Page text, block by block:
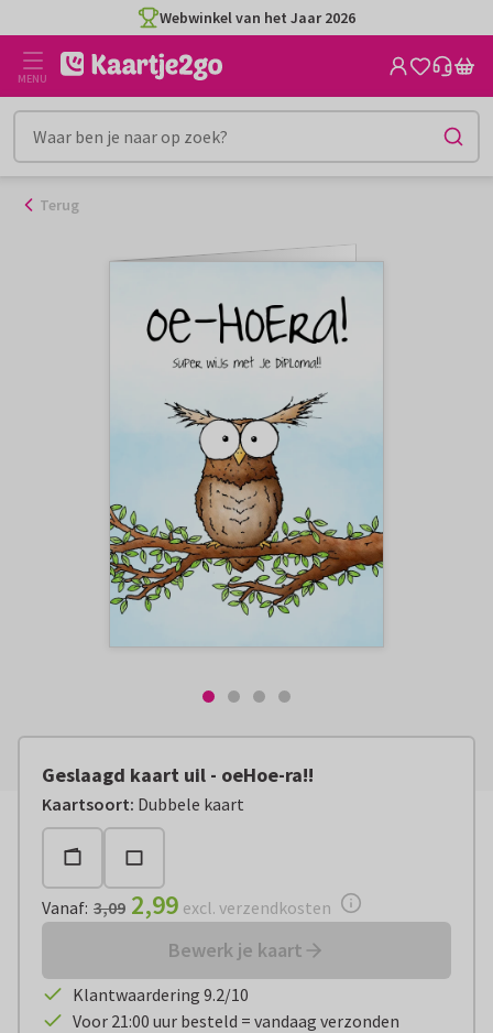
naar
inhoud
Webwinkel van het Jaar 2026
MENU
Terug
Geslaagd kaart uil - oeHoe-ra!!
Kaartsoort: Dubbele kaart
Vanaf: € 2,99 excl. verzendkosten
Vanaf: 3,09 2,99 excl. verzendkosten
Bewerk je kaart
Klantwaardering 9.2/10
Voor 21:00 uur besteld = vandaag verzonden